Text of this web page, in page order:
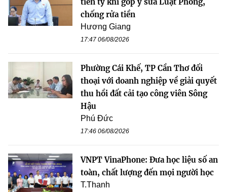
tiền tỷ khi góp ý sửa Luật Phòng,
chống rửa tiền
Hương Giang
17:47 06/08/2026
Phường Cái Khế, TP Cần Thơ đối
thoại với doanh nghiệp về giải quyết
thu hồi đất cải tạo công viên Sông
Hậu
Phú Đức
17:46 06/08/2026
VNPT VinaPhone: Đưa học liệu số an
toàn, chất lượng đến mọi người học
T.Thanh